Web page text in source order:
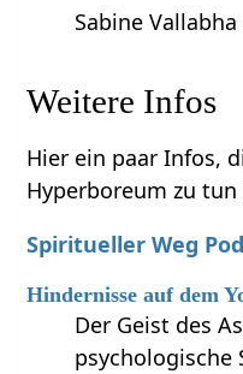
Sabine
Weitere Infos
Hier ein paar Infos,
Hyperboreum zu tun
Spiritueller Weg
Hindernisse auf dem
Der Geist des
psychologische